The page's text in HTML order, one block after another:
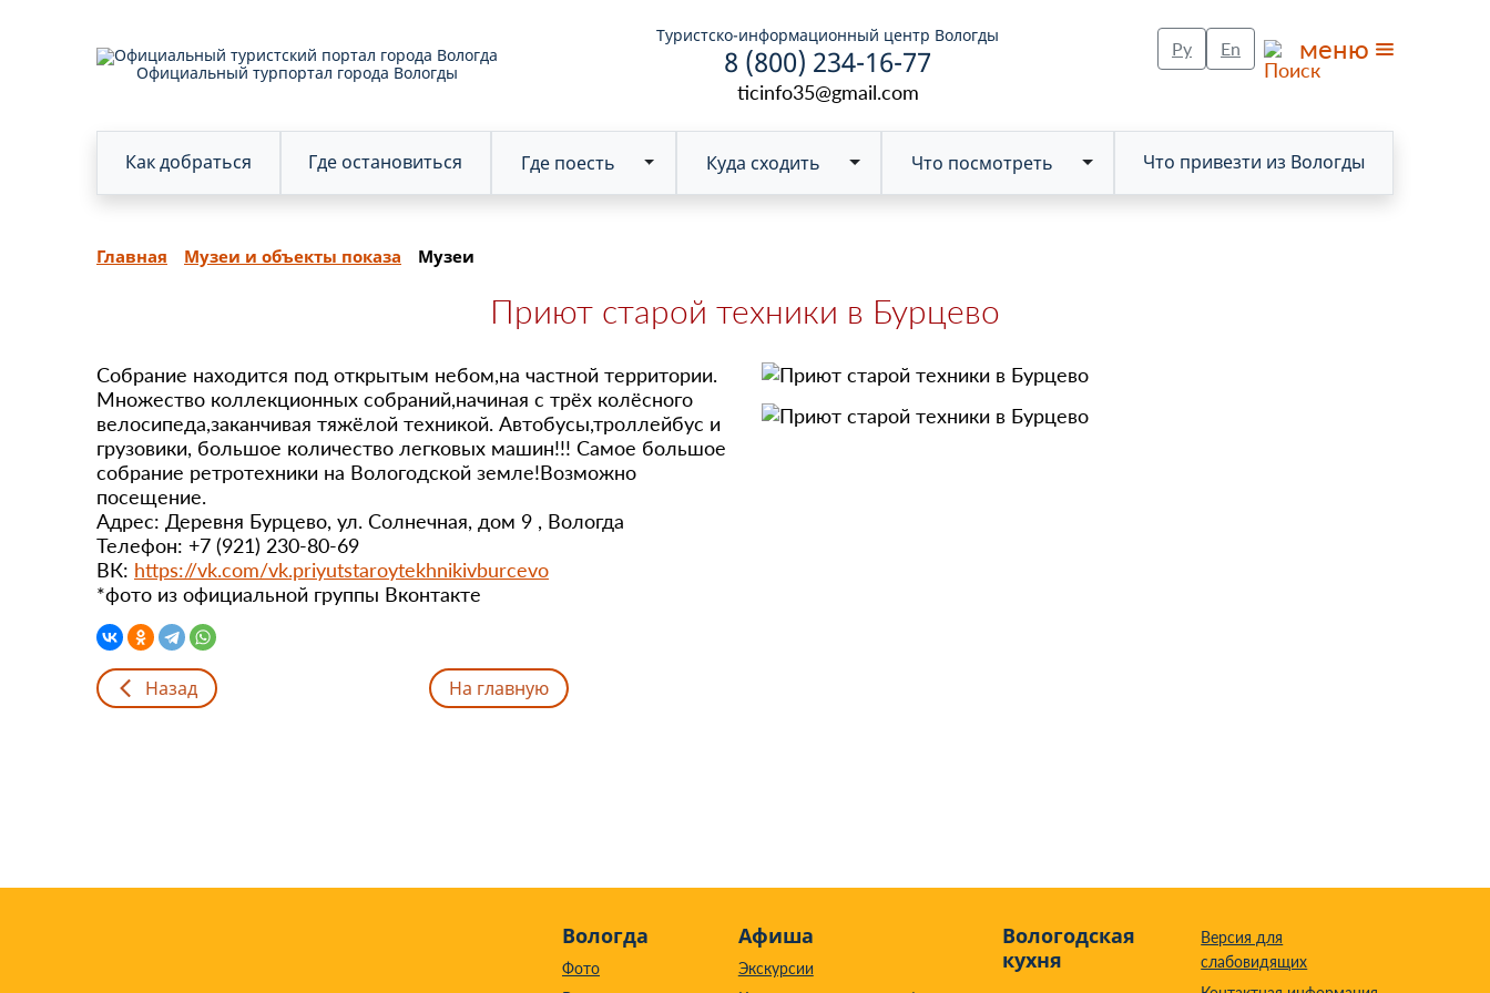
Официальный турпортал города Вологды
Туристско-информационный центр Вологды
8 (800) 234-16-77
ticinfo35@gmail.com
Ру En меню
Как добраться Где остановиться Где поесть Куда сходить Toggle Dropdown
Что посмотреть Toggle Dropdown
Что привезти из Вологды
Главная Музеи и объекты показа Музеи
Приют старой техники в Бурцево
Собрание находится под открытым небом,на частной территории.
Множество коллекционных собраний,начиная с трёх колёсного
велосипеда,заканчивая тяжёлой техникой. Автобусы,троллейбус и
грузовики, большое количество легковых машин!!! Самое большое
собрание ретротехники на Вологодской земле!Возможно
посещение.
Адрес: Деревня Бурцево, ул. Солнечная, дом 9 , Вологда
Телефон: +7 (921) 230-80-69
ВК: https://vk.com/vk.priyutstaroytekhnikivburcevo
*фото из официальной группы Вконтакте
Назад На главную
Вологда
Фото
Афиша
Экскурсии
Вологодская
кухня
Версия для
слабовидящих